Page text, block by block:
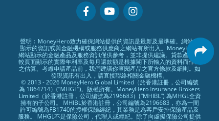
專欄文章
常見問題
條款及細則
編輯守則
廣告合作
廣告政策
私隱政策
聲明﹕MoneyHero致力確保網站提供的資訊是最新及最準確。網站所
顯示的資訊或與金融機構或服務供應商之網站有所出入。MoneyHero
網站顯示的金融產品及服務資訊僅供參考，並非提供建議。貸款產品比
較頁面顯示的實際年利率及每月還款額是根據閣下所輸入的資料而作出
之估算。考慮申請產品前，我們建議你查閱產品之官方條款及細則。如
發現資訊有出入，請直接聯絡相關金融機構。
© 2013 - 2026 MoneyHero Global Limited（於香港註冊，公司編號
為 1864714）(“MHGL”)。版權所有。MoneyHero Insurance Brokers
Limited（於香港註冊，公司編號為2196683）(”MHIBL”) 為MHGL全資
擁有的子公司。 MHIBL於香港註冊，公司編號為2196683，亦為一間
許可編號為FB1740的授權保險經紀，其業務是為客戶安排保險產品及
服務。 MHGL不是保險公司，代理人或經紀。除了向虛擬保險公司提供